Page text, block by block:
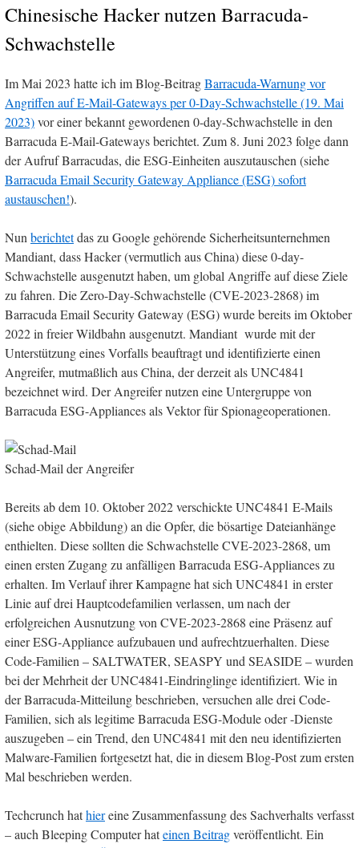
Chinesische Hacker nutzen Barracuda-
Schwachstelle
Im Mai 2023 hatte ich im Blog-BeitragBarracuda-Warnung vor
Angriffen auf E-Mail-Gateways per 0-Day-Schwachstelle (19. Mai
2023)vor einer bekannt gewordenen 0-day-Schwachstelle in den
Barracuda E-Mail-Gateways berichtet. Zum 8. Juni 2023 folge dann
der Aufruf Barracudas, die ESG-Einheiten auszutauschen (siehe
Barracuda Email Security Gateway Appliance (ESG) sofort
austauschen!).
Nun berichtetdas zu Google gehörende Sicherheitsunternehmen
Mandiant, dass Hacker (vermutlich aus China) diese 0-day-
Schwachstelle ausgenutzt haben, um global Angriffe auf diese Ziele
zu fahren. Die Zero-Day-Schwachstelle (CVE-2023-2868) im
Barracuda Email Security Gateway (ESG) wurde bereits im Oktober
2022 in freier Wildbahn ausgenutzt. Mandiant wurde mit der
Unterstützung eines Vorfalls beauftragt und identifizierte einen
Angreifer, mutmaßlich aus China, der derzeit als UNC4841
bezeichnet wird. Der Angreifer nutzen eine Untergruppe von
Barracuda ESG-Appliances als Vektor für Spionageoperationen.
Schad-Mail der Angreifer
Bereits ab dem 10. Oktober 2022 verschickte UNC4841 E-Mails
(siehe obige Abbildung) an die Opfer, die bösartige Dateianhänge
enthielten. Diese sollten die Schwachstelle CVE-2023-2868, um
einen ersten Zugang zu anfälligen Barracuda ESG-Appliances zu
erhalten. Im Verlauf ihrer Kampagne hat sich UNC4841 in erster
Linie auf drei Hauptcodefamilien verlassen, um nach der
erfolgreichen Ausnutzung von CVE-2023-2868 eine Präsenz auf
einer ESG-Appliance aufzubauen und aufrechtzuerhalten. Diese
Code-Familien – SALTWATER, SEASPY und SEASIDE – wurden
bei der Mehrheit der UNC4841-Eindringlinge identifiziert. Wie in
der Barracuda-Mitteilung beschrieben, versuchen alle drei Code-
Familien, sich als legitime Barracuda ESG-Module oder -Dienste
auszugeben – ein Trend, den UNC4841 mit den neu identifizierten
Malware-Familien fortgesetzt hat, die in diesem Blog-Post zum ersten
Mal beschrieben werden.
Techcrunch hathiereine Zusammenfassung des Sachverhalts verfasst
– auch Bleeping Computer hateinen Beitragveröffentlicht. Ein